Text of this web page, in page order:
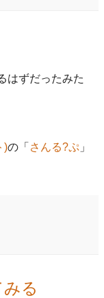
はずだったみた
)の「 さんる?ぷ 」
る